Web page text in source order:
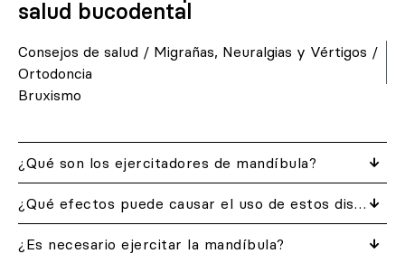
salud bucodental
Consejos de salud / Migrañas, Neuralgias y Vértigos /
Ortodoncia
Bruxismo
¿Qué son los ejercitadores de mandíbula?
¿Qué efectos puede causar el uso de estos dispositivos?
¿Es necesario ejercitar la mandíbula?